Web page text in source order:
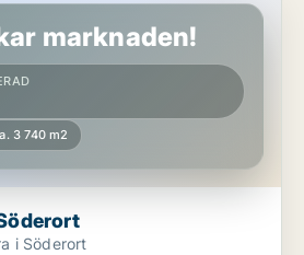
marknaden!
3 740 m2
i Söderort